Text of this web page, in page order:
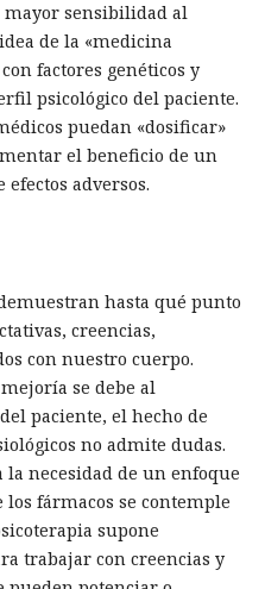
mayor sensibilidad al
de la «medicina
factores genéticos y
psicológico del paciente.
puedan «dosificar»
el beneficio de un
adversos.
hasta qué punto
creencias,
con nuestro cuerpo.
se debe al
paciente, el hecho de
no admite dudas.
necesidad de un enfoque
fármacos se contemple
supone
trabajar con creencias y